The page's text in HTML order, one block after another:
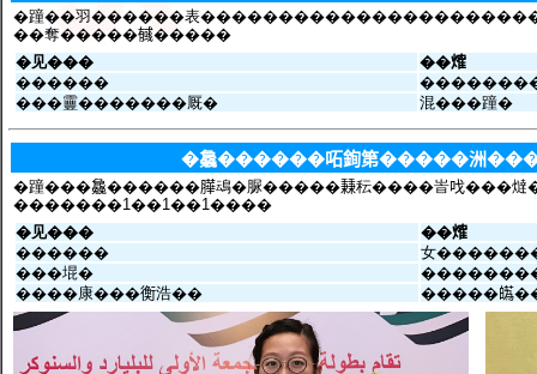
�蹱��羽������表����������������������銁
��奪�����𢒰�����
�见���
��𤌍
������
���靊�������厩�
混���蹱�
�𣬚������𠰴銁第�����洲
�蹱���𣬚������𦠜䲰�脲�����𥡝秐����峕𠯫���
�������1��1��1����
�见���
��𤌍
������
女
���堒�
����康���𧗾浩��